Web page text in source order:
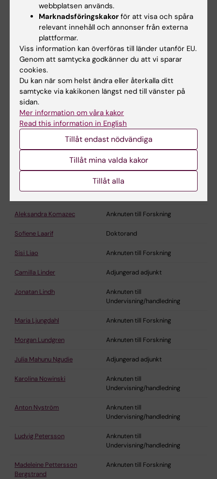
Erik Eliasson Professor/överläkare
Magnus Ericsson
Anknuten till
Paulina Flis Annan grund
Alan K Fotoohi Anknuten till Forskning
Lars L Gustafsson Professor emeritus
Carmel Heiland Anknuten till Forskning
Anknuten till Forskning
Anknuten till Forskning
Aleksandra Komazec Anknuten till Forskning
Sofiene Laarif Doktorand
Sisi Liao Anknuten till Forskning
Camilla Linder Adjungerad adjunkt
Jonatan Lindh
Anknuten till
Undervisning/handledning
Maria Ljungdahl Anknuten till Forskning
Morgan Lundgren Anknuten till Forskning
Julia Mahunu Ngudie Adjungerad adjunkt
Karolina Nowinski
Anknuten till
Undervisning/handledning
Anton Nyström
Anknuten till
Undervisning/handledning
Ludvig Petersson
Anknuten till
Undervisning/handledning
Madeleine Pettersson
Bergstrand
Anknuten till Forskning
webbplatsen används.
Marknadsföringskakor för att visa och spåra
relevant innehåll och annonser från externa
plattformar.
Viss information kan överföras till länder utanför EU.
Genom att samtycka godkänner du att vi sparar
cookies.
Du kan när som helst ändra eller återkalla ditt
samtycke via kakikonen längst ned till vänster på
sidan.
Mer information om våra kakor
Read this information in English
Tillåt endast nödvändiga
Tillåt mina valda kakor
Tillåt alla